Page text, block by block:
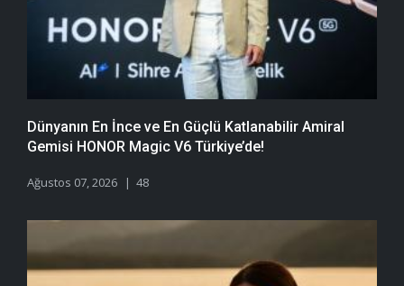
Dünyanın En İnce ve En Güçlü Katlanabilir Amiral
Gemisi HONOR Magic V6 Türkiye’de!
Ağustos 07, 2026 48